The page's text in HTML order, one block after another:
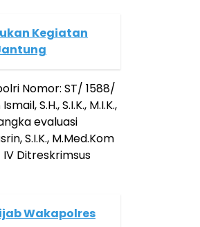
Kegiatan
Nomor: ST/ 1588/
S.H., S.I.K., M.I.K.,
evaluasi
S.I.K., M.Med.Kom
Ditreskrimsus
Wakapolres